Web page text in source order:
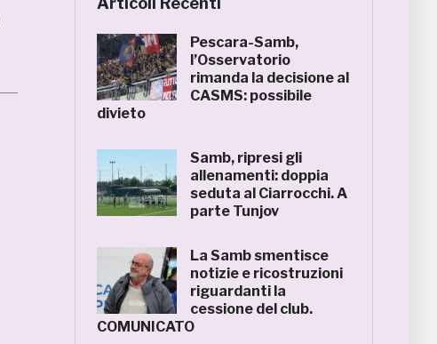
Pescara-Samb,
l’Osservatorio
rimanda la decisione al
CASMS: possibile
divieto
Samb, ripresi gli
allenamenti: doppia
seduta al Ciarrocchi. A
parte Tunjov
La Samb smentisce
notizie e ricostruzioni
riguardanti la
cessione del club.
COMUNICATO